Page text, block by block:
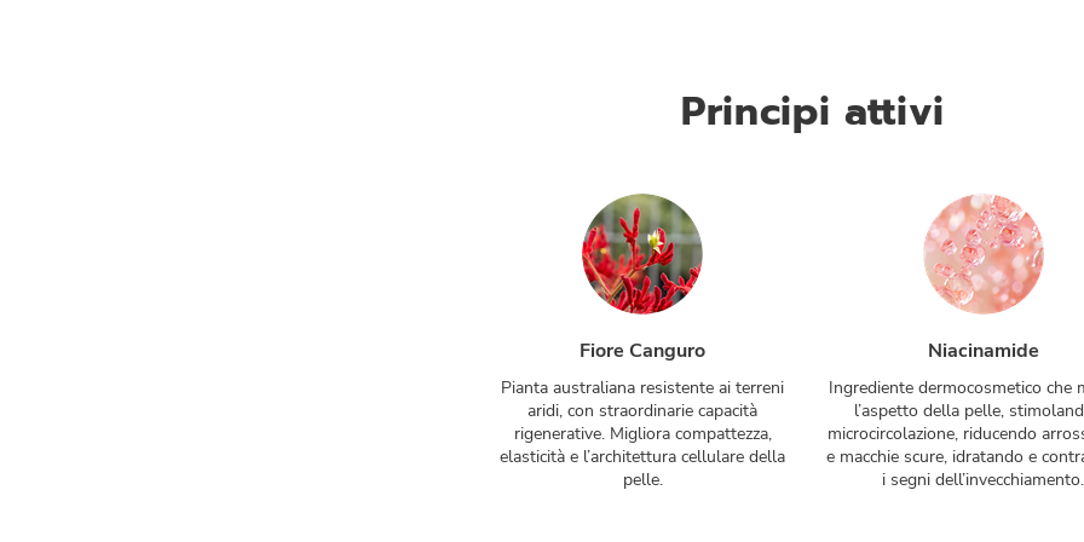
Principi attivi
Fiore Canguro
Pianta australiana resistente ai terreni
aridi, con straordinarie capacità
rigenerative. Migliora compattezza,
elasticità e l’architettura cellulare della
pelle.
Niacinamide
Ingrediente dermocosmetico che
l’aspetto della pelle,
microcircolazione, riducendo
e macchie scure, idratando e
i segni dell’invecchiamento.